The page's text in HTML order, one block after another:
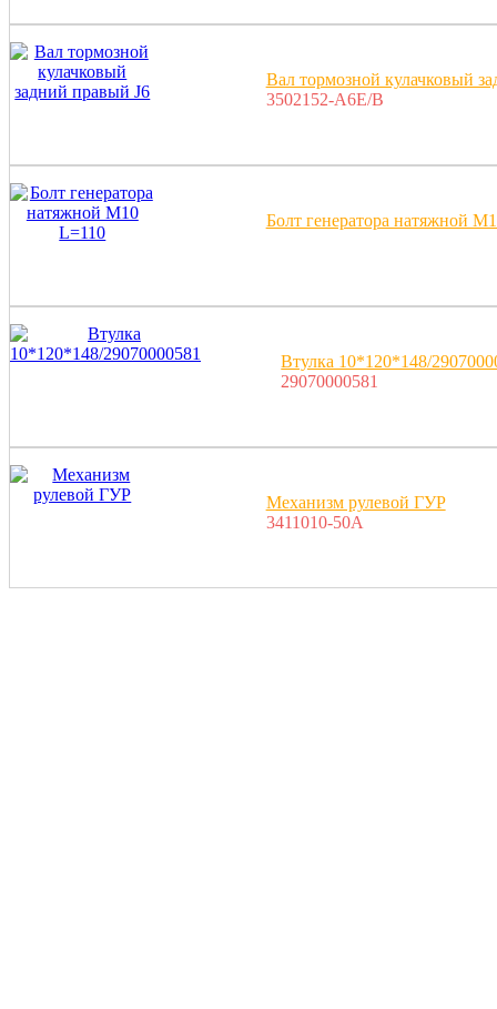
Вал тормозной кулачковый
3502152-A6E/B
Болт генератора натяжной
Втулка 10*120*148/
29070000581
Механизм рулевой ГУР
3411010-50A